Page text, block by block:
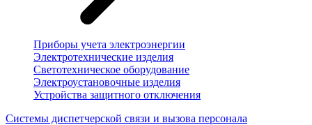
Приборы учета электроэнергии
Электротехнические изделия
Светотехническое оборудование
Электроустановочные изделия
Устройства защитного отключения
Системы диспетчерской связи и вызова персонала